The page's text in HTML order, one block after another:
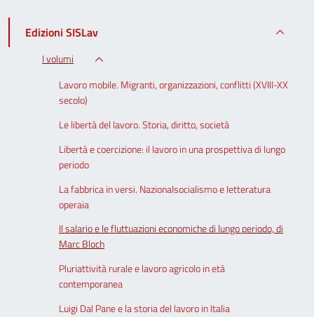
Edizioni SISLav
I volumi
Lavoro mobile. Migranti, organizzazioni, conflitti (XVIII-XX
secolo)
Le libertà del lavoro. Storia, diritto, società
Libertà e coercizione: il lavoro in una prospettiva di lungo
periodo
La fabbrica in versi. Nazionalsocialismo e letteratura
operaia
Il salario e le fluttuazioni economiche di lungo periodo, di
Marc Bloch
Pluriattività rurale e lavoro agricolo in età
contemporanea
Luigi Dal Pane e la storia del lavoro in Italia